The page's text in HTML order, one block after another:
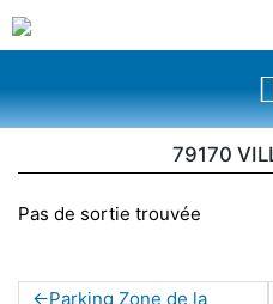
79170
Pas de sortie trouvée
Parking Zone de la